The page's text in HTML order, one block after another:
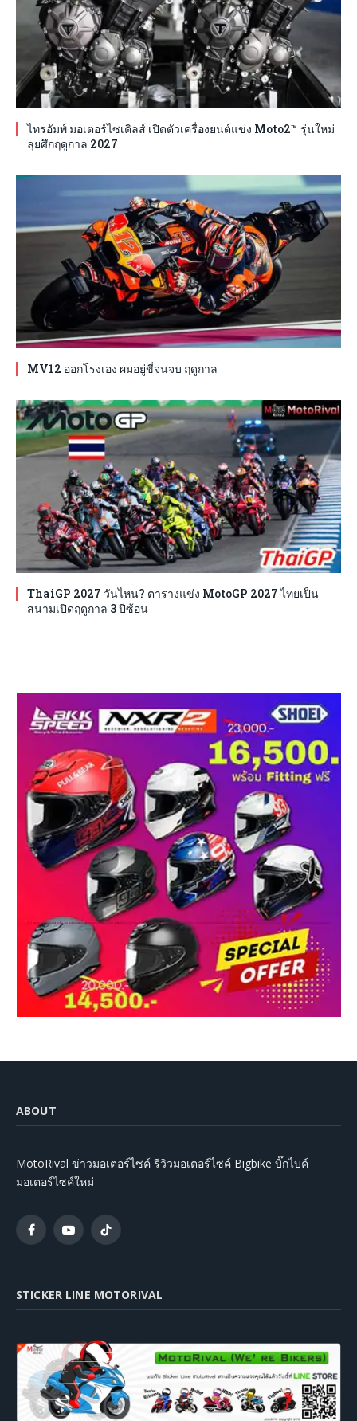
ไทรอัมพ์ มอเตอร์ไซเคิลส์ เปิดตัวเครื่องยนต์แข่ง Moto2™ รุ่นใหม่
ลุยศึกฤดูกาล 2027
MV12 ออกโรงเอง ผมอยู่ขี่จนจบ ฤดูกาล
ThaiGP 2027 วันไหน? ตารางแข่ง MotoGP 2027 ไทยเป็น
สนามเปิดฤดูกาล 3 ปีซ้อน
ABOUT
MotoRival ข่าวมอเตอร์ไซค์ รีวิวมอเตอร์ไซค์ Bigbike บิ๊กไบค์
มอเตอร์ไซค์ใหม่
FacebookYouTubeTikTok
STICKER LINE MOTORIVAL